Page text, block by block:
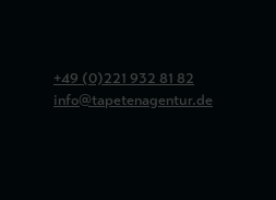
+49 (0)221 932 81 82
info@tapetenagentur.de